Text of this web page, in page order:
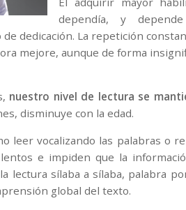
dependía, y
dedicación. La repetición
mejore, aunque de forma
nuestro nivel de lectura se
disminuye con la edad.
leer vocalizando las palabras o
e impiden que la
lectura sílaba a sílaba, palabra
global del texto.